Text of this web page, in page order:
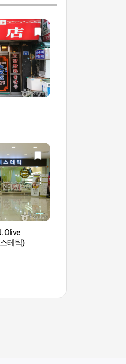
Olive
테틱)